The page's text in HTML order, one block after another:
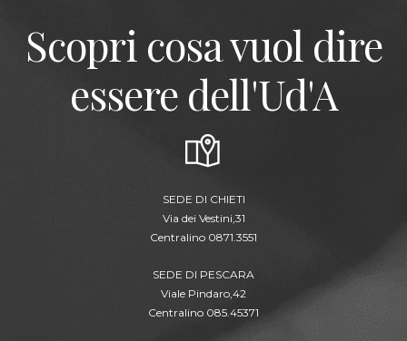
Scopri cosa vuol dire
essere dell'Ud'A
SEDE DI CHIETI
Via dei Vestini,31
Centralino 0871.3551
SEDE DI PESCARA
Viale Pindaro,42
Centralino 085.45371